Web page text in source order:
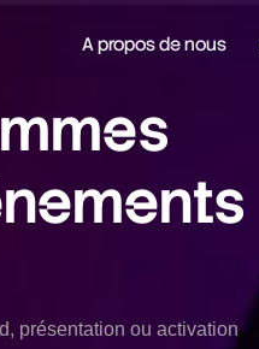
A propos de nous
présentation ou activation